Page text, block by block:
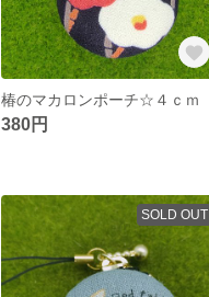
椿のマカロンポーチ☆４ｃｍ
380円
SOLD OUT